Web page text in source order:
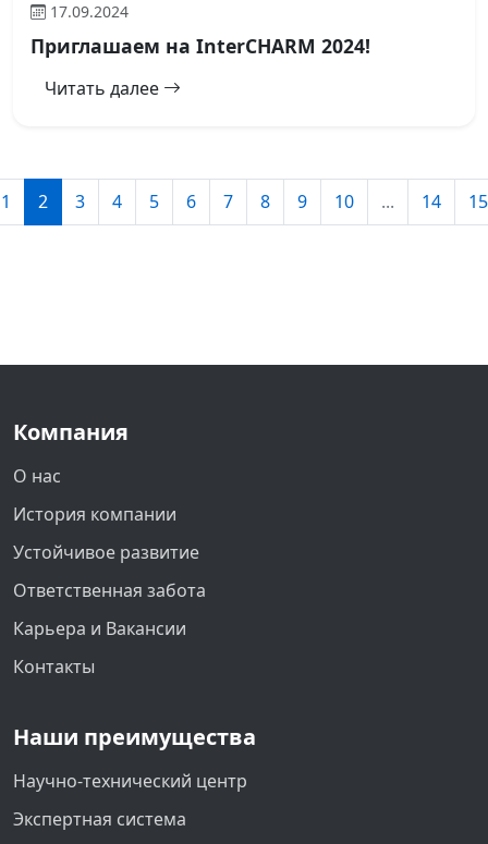
17.09.2024
Приглашаем на InterCHARM 2024!
Читать далее
1 2 3 4 5 6 7 8 9 10 ... 14 15
Компания
О нас
История компании
Устойчивое развитие
Ответственная забота
Карьера и Вакансии
Контакты
Наши преимущества
Научно-технический центр
Экспертная система